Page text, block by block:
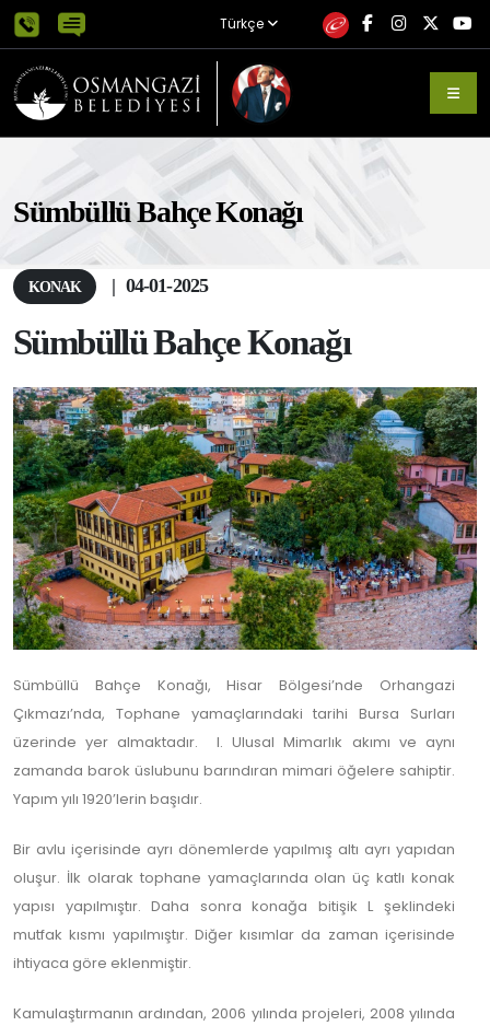
Türkçe
Sümbüllü Bahçe Konağı
KONAK | 04-01-2025
Sümbüllü Bahçe Konağı
Sümbüllü Bahçe Konağı, Hisar Bölgesi’nde Orhangazi
Çıkmazı’nda, Tophane yamaçlarındaki tarihi Bursa Surları
üzerinde yer almaktadır. I. Ulusal Mimarlık akımı ve aynı
zamanda barok üslubunu barındıran mimari öğelere sahiptir.
Yapım yılı 1920’lerin başıdır.
Bir avlu içerisinde ayrı dönemlerde yapılmış altı ayrı yapıdan
oluşur. İlk olarak tophane yamaçlarında olan üç katlı konak
yapısı yapılmıştır. Daha sonra konağa bitişik L şeklindeki
mutfak kısmı yapılmıştır. Diğer kısımlar da zaman içerisinde
ihtiyaca göre eklenmiştir.
Kamulaştırmanın ardından, 2006 yılında projeleri, 2008 yılında